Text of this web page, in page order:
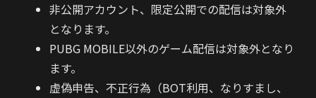
非公開アカウント、限定公開での配信は対象外
となります。
PUBG MOBILE以外のゲーム配信は対象外となり
ます。
虚偽申告、不正行為（BOT利用、なりすまし、